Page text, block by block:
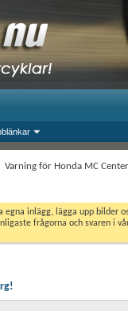
Varning för Honda MC
egna inlägg, lägga upp
frågorna och svaren i